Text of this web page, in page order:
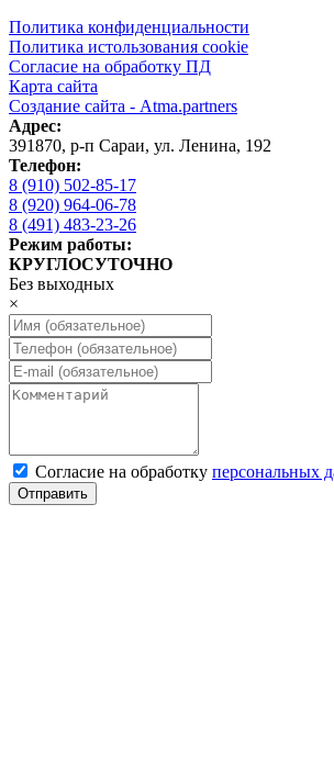
Политика конфиденциальности
Политика истользования cookie
Согласие на обработку ПД
Карта сайта
Создание сайта - Atma.partners
Адрес:
391870, р-п Сараи, ул. Ленина, 192
Телефон:
8 (910) 502-85-17
8 (920) 964-06-78
8 (491) 483-23-26
Режим работы:
КРУГЛОСУТОЧНО
Без выходных
×
Cогласие на обработку персональных
Отправить